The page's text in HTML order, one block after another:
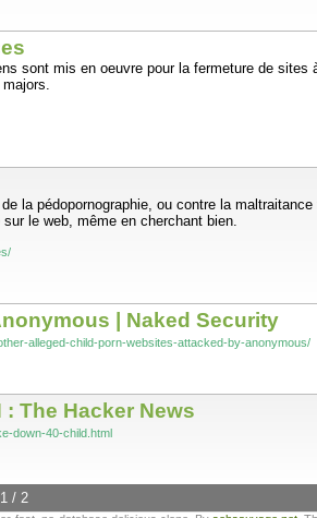
sont mis en oeuvre pour la fermeture de sites
la pédopornographie, ou contre la
le web, même en cherchant bien.
| Naked Security
alleged-child-porn-websites-attacked-by-anonymous/
The Hacker News
down-40-child.html
/ 2